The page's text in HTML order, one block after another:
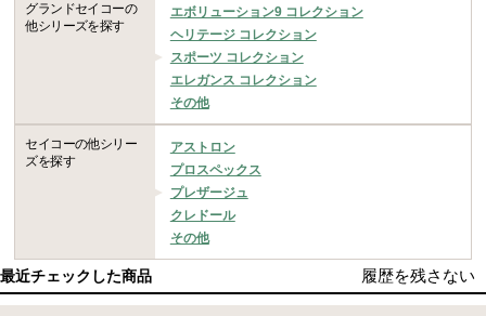
グランドセイコーの
他シリーズを探す
エボリューション9 コレクション
ヘリテージ コレクション
スポーツ コレクション
エレガンス コレクション
その他
セイコーの他シリー
ズを探す
アストロン
プロスペックス
プレザージュ
クレドール
その他
最近チェックした商品 履歴を残さない